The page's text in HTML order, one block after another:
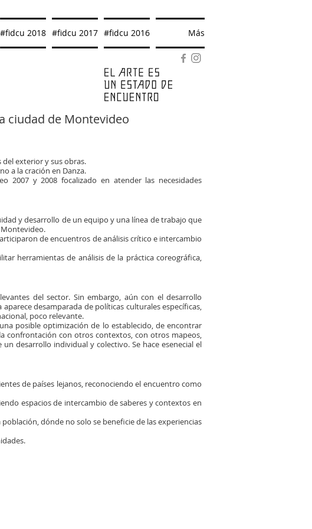
#fidcu 2018 #fidcu 2017 #fidcu 2016 Más
ciudad de Montevideo​​
exterior y sus obras.
a la cración en Danza.
y 2008 focalizado en atender las necesidades
y desarrollo de un equipo y una línea de trabajo que
Montevideo.
de encuentros de análisis crítico e intercambio
herramientas de análisis de la práctica coreográfica,
del sector. Sin embargo, aún con el desarrollo
desamparada de políticas culturales específicas,
poco relevante.
posible optimización de lo establecido, de encontrar
confrontación con otros contextos, con otros mapeos,
desarrollo individual y colectivo. Se hace esenecial el
de países lejanos, reconociendo el encuentro como
espacios de intercambio de saberes y contextos en
dónde no solo se beneficie de las experiencias